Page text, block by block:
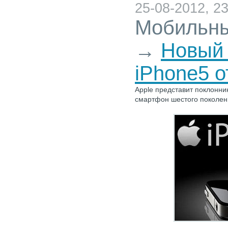
25-08-2012,
→ Новый
iPhone5
Apple представит
смартфон шестого